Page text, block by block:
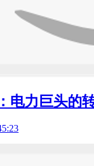
电力巨头的